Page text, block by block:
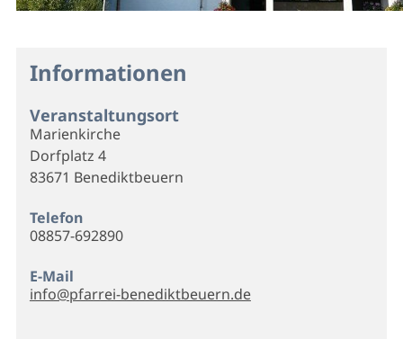
Informationen
Veranstaltungsort
Marienkirche
Dorfplatz 4
83671 Benediktbeuern
Telefon
08857-692890
E-Mail
info@pfarrei-benediktbeuern.de